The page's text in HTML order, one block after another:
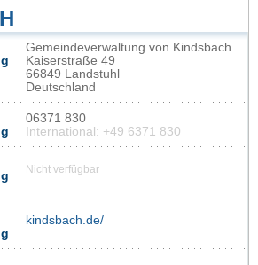
Gemeindeverwaltung von Kindsbach
Kaiserstraße 49
66849 Landstuhl
Deutschland
06371 830
International: +49 6371 830
Nicht verfügbar
kindsbach.de/